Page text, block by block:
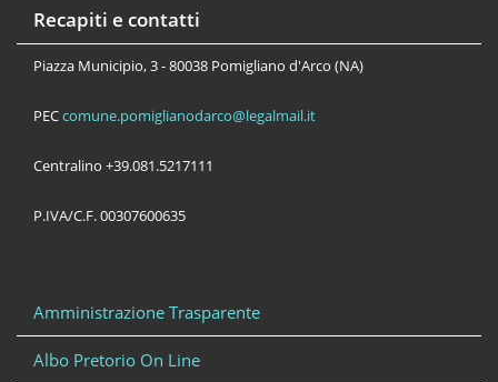
Recapiti e contatti
Piazza Municipio, 3 - 80038 Pomigliano d'Arco (NA)
PECcomune.pomiglianodarco@legalmail.it
Centralino +39.081.5217111
P.IVA/C.F. 00307600635
Amministrazione Trasparente
Albo Pretorio On Line